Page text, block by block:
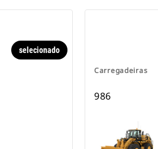
selecionado
Carregadeiras
986